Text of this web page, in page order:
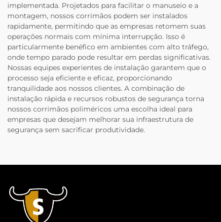
implementada. Projetados para facilitar o manuseio e a
montagem, nossos corrimãos podem ser instalados
rapidamente, permitindo que as empresas retomem suas
operações normais com mínima interrupção. Isso é
particularmente benéfico em ambientes com alto tráfego,
onde tempo parado pode resultar em perdas significativas.
Nossas equipes experientes de instalação garantem que o
processo seja eficiente e eficaz, proporcionando
tranquilidade aos nossos clientes. A combinação de
instalação rápida e recursos robustos de segurança torna
nossos corrimãos poliméricos uma escolha ideal para
empresas que desejam melhorar sua infraestrutura de
segurança sem sacrificar produtividade.